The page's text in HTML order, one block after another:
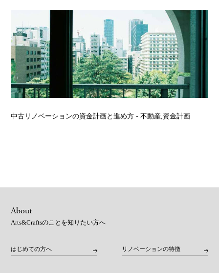
中古リノベーションの資金計画と進め方- 不動産,資金計画
About
Arts&Craftsのことを知りたい方へ
はじめての方へ リノベーションの特徴